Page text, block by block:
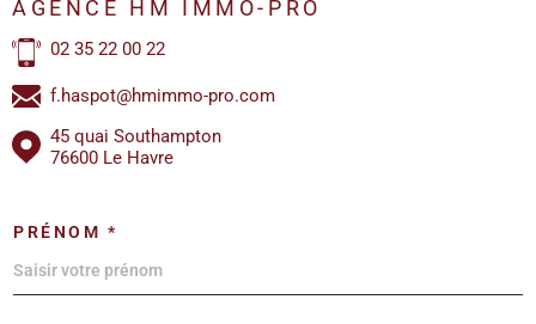
AGENCE HM IMMO-PRO
02 35 22 00 22
f.haspot@hmimmo-pro.com
45 quai Southampton
76600 Le Havre
PRÉNOM *